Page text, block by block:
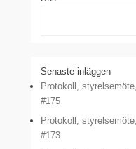
Senaste inläggen
Protokoll,
#175
Protokoll,
#173